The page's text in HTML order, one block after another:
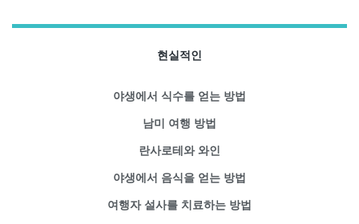
현실적인
야생에서 식수를 얻는 방법
남미 여행 방법
란사로테와 와인
야생에서 음식을 얻는 방법
여행자 설사를 치료하는 방법